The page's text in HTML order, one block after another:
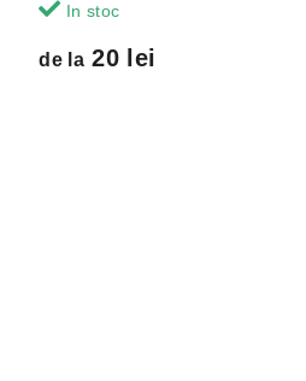
In stoc
de la20 lei